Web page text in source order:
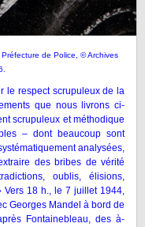
de Police, © Archives
le respect scrupuleux de la
que nous livrons ci-
scrupuleux et méthodique
– dont beaucoup sont
analysées,
des bribes de vérité
oublis, élisions,
18 h., le 7 juillet 1944,
Georges Mandel à bord de
Fontainebleau, des à-